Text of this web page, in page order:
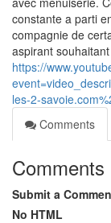
constante a parti
compagnie de
aspirant
https://
les-2-
Comments
Comments
Submit a
No HTML